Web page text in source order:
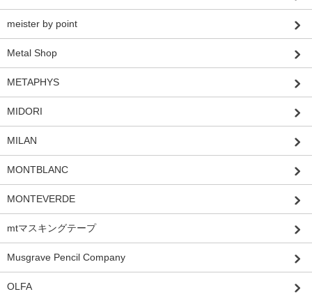
meister by point
Metal Shop
METAPHYS
MIDORI
MILAN
MONTBLANC
MONTEVERDE
mtマスキングテープ
Musgrave Pencil Company
OLFA